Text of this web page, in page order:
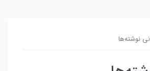
نوشته‌ها